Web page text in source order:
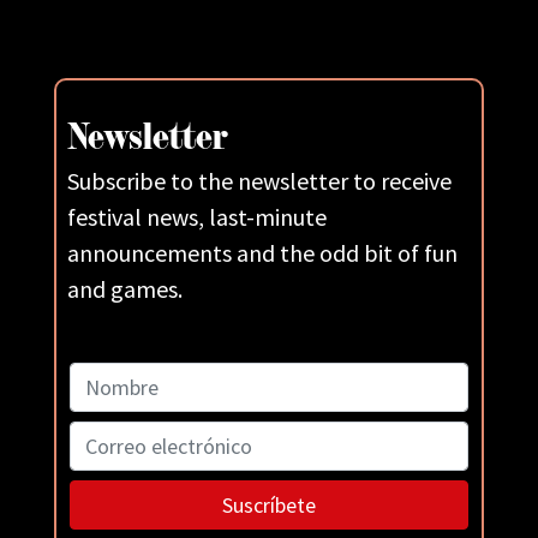
Newsletter
Subscribe to the newsletter to receive
festival news, last-minute
announcements and the odd bit of fun
and games.